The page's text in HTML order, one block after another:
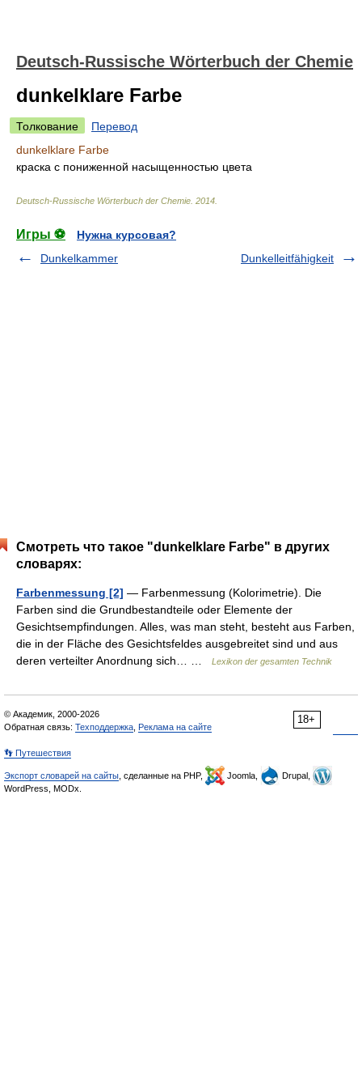
Deutsch-Russische Wörterbuch der Chemie
dunkelklare Farbe
Толкование
Перевод
dunkelklare Farbe
краска с пониженной насыщенностью цвета
Deutsch-Russische Wörterbuch der Chemie 2014
Игры ⚽
Нужна курсовая?
Dunkelkammer
Dunkelleitfähigkeit
Смотреть что такое "dunkelklare Farbe" в других
словарях:
Farbenmessung [2] — Farbenmessung (Kolorimetrie). Die
Farben sind die Grundbestandteile oder Elemente der
Gesichtsempfindungen. Alles, was man steht, besteht aus Farben,
die in der Fläche des Gesichtsfeldes ausgebreitet sind und aus
deren verteilter Anordnung sich… …
Lexikon der gesamten Technik
18+
© Академик, 2000-2026
Обратная связь: Техподдержка Реклама на сайте
👣 Путешествия
Экспорт словарей на сайты , сделанные на PHP, Joomla,
Drupal,
WordPress, MODx.